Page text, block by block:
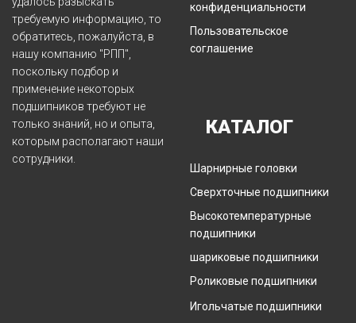
требуемую информацию, то
обратитесь, пожалуйста, в
нашу компанию "РПП",
поскольку подбор и
применение некоторых
подшипников требуют не
только знаний, но и опыта,
которым располагают наши
сотрудники.
конфиденциальности
Пользовательское
соглашение
КАТАЛОГ
Шарнирные головки
Сверхточные подшипники
Высокотемпературные
подшипники
шариковые подшипники
Роликовые подшипники
Игольчатые подшипники